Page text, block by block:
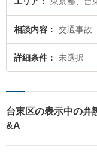
相談内容 交通事故
詳細条件 未選択
台東区の表示中の弁
&A